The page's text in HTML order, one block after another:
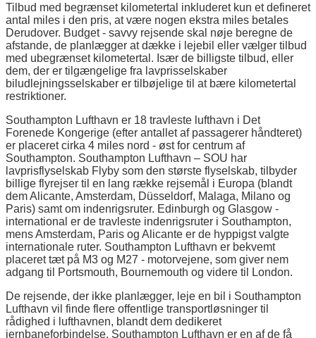
Tilbud med begrænset kilometertal inkluderet kun et defineret
antal miles i den pris, at være nogen ekstra miles betales
Derudover. Budget - savvy rejsende skal nøje beregne de
afstande, de planlægger at dække i lejebil eller vælger tilbud
med ubegrænset kilometertal. Især de billigste tilbud, eller
dem, der er tilgængelige fra lavprisselskaber
biludlejningsselskaber er tilbøjelige til at bære kilometertal
restriktioner.
Southampton Lufthavn er 18 travleste lufthavn i Det
Forenede Kongerige (efter antallet af passagerer håndteret)
er placeret cirka 4 miles nord - øst for centrum af
Southampton. Southampton Lufthavn – SOU har
lavprisflyselskab Flyby som den største flyselskab, tilbyder
billige flyrejser til en lang række rejsemål i Europa (blandt
dem Alicante, Amsterdam, Düsseldorf, Malaga, Milano og
Paris) samt om indenrigsruter. Edinburgh og Glasgow -
international er de travleste indenrigsruter i Southampton,
mens Amsterdam, Paris og Alicante er de hyppigst valgte
internationale ruter. Southampton Lufthavn er bekvemt
placeret tæt på M3 og M27 - motorvejene, som giver nem
adgang til Portsmouth, Bournemouth og videre til London.
De rejsende, der ikke planlægger, leje en bil i Southampton
Lufthavn vil finde flere offentlige transportløsninger til
rådighed i lufthavnen, blandt dem dedikeret
jernbaneforbindelse. Southampton Lufthavn er en af de få